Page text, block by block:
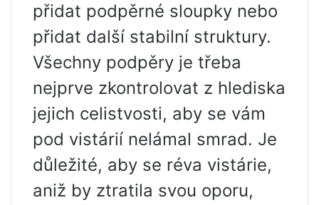
přidat podpěrné sloupky nebo
přidat další stabilní struktury.
Všechny podpěry je třeba
nejprve zkontrolovat z hlediska
jejich celistvosti, aby se vám
pod vistárií nelámal smrad. Je
důležité, aby se réva vistárie,
aniž by ztratila svou oporu,